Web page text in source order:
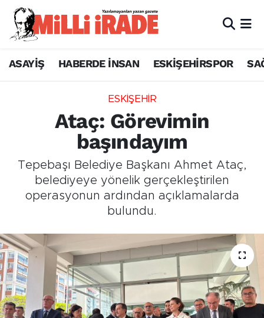
ASAYİŞ HABERDE İNSAN ESKİŞEHİRSPOR
ESKİŞEHİR
Ataç: Görevimin
başındayım
Tepebaşı Belediye Başkanı Ahmet Ataç,
belediyeye yönelik gerçekleştirilen
operasyonun ardından açıklamalarda
bulundu.